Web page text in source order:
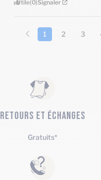
Utile(0)Signaler
1 2 3
RETOURS ET ÉCHANGES
Gratuits*